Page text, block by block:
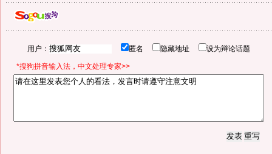
用户： 匿名 隐藏地址 设为辩论话题
*搜狗拼音输入法，中文处理专家>>